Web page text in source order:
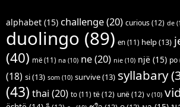
alphabet (15) challenge(20) curious(12) de
duolingo (89) en (11) help(13)
(40) më (11) na (10) ne(20) nie (10) një (15) po
(18) si(13) som (10) survive(13) syllabary
(43) thai (20) to (11) të(12) unë(12) v(10)